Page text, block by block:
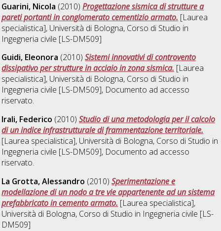
Guarini, Nicola (2010)Progettazione sismica di strutture a
pareti portanti in conglomerato cementizio armato. [Laurea
specialistica], Università di Bologna, Corso di Studio in
Ingegneria civile [LS-DM509]
Guidi, Eleonora (2010)Sistemi innovativi di controvento
dissipativo per strutture in acciaio in zona sismica. [Laurea
specialistica], Università di Bologna, Corso di Studio in
Ingegneria civile [LS-DM509], Documento ad accesso
riservato.
Irali, Federico (2010)Studio di una metodologia per il calcolo
di un indice infrastrutturale di frammentazione territoriale.
[Laurea specialistica], Università di Bologna, Corso di Studio in
Ingegneria civile [LS-DM509], Documento ad accesso
riservato.
La Grotta, Alessandro (2010)Sperimentazione e
modellazione di un nodo a tre vie appartenente ad un sistema
prefabbricato in cemento armato. [Laurea specialistica],
Università di Bologna, Corso di Studio in Ingegneria civile [LS-
DM509]